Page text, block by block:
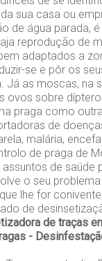
sua casa ou
de água parada,
reprodução de
adaptados a
se e pôr os
Já as moscas, na
ovos sobre
praga como
de
malária,
de praga de
de saúde
o seu
lhe for
de
de traças
-